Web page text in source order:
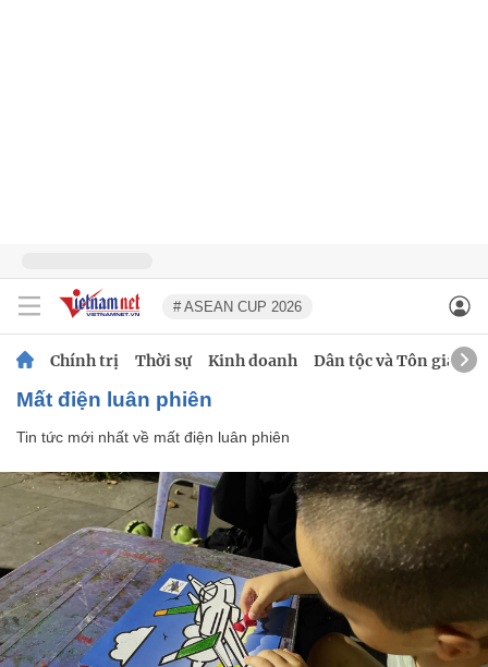
# ASEAN CUP 2026
Chính trị Thời sự Kinh doanh Dân tộc và Tôn giáo
mất điện luân phiên
Tin tức mới nhất về mất điện luân phiên